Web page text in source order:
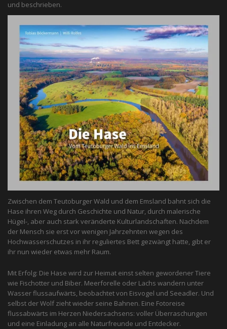
und beschrieben.
Zwischen dem Teutoburger Wald und dem Emsland bahnt sich die
Hase ihren Weg durch Geschichte und Natur, durch malerische
Hügel-, aber auch stark veränderte Kulturlandschaften. Nachdem
der Mensch sie erst vor wenigen Jahrzehnten wegen des
Hochwasserschutzes in ihr reguliertes Bett gezwängt hatte, gibt er
ihr nun wieder etwas mehr Raum.
Mit Erfolg: Die Hase wird zur Heimat einst selten gewordener Tiere
wie Fischotter und Biber. Meerforelle oder Lachs wandern unter
Wasser flussaufwärts, beobachtet von Eis­vogel und See­adler. Und
selbst der Wolf zieht wieder seine Bahnen. Eine Fotoreise
flussabwärts im Herzen Niedersachsens: voller Überraschungen
und eine Einladung an alle ­Naturfreunde und Entdecker.